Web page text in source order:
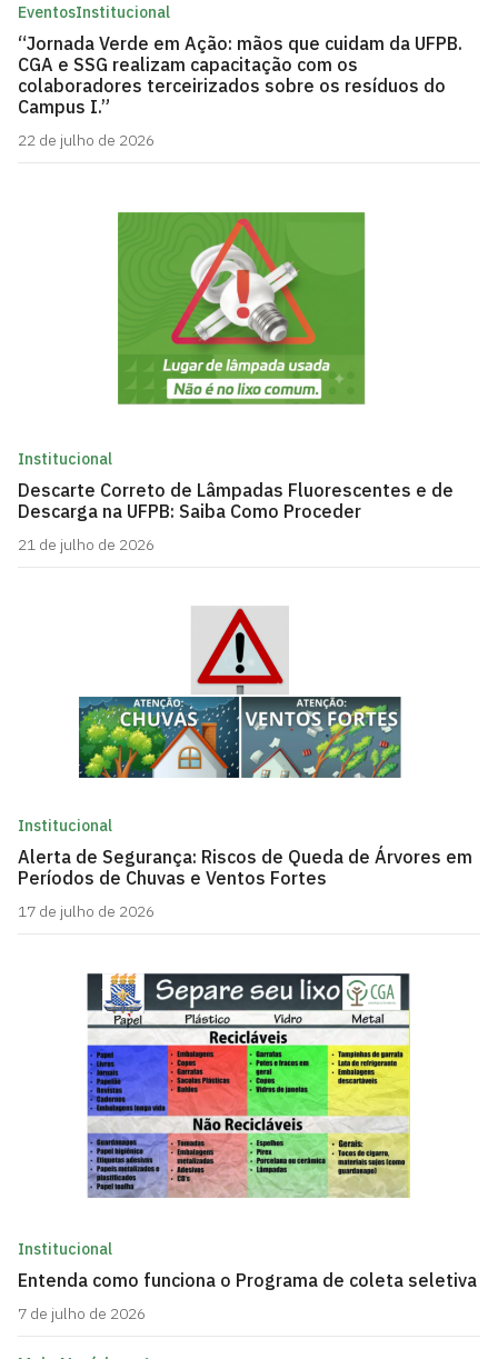
EventosInstitucional
“Jornada Verde em Ação: mãos que cuidam da UFPB.
CGA e SSG realizam capacitação com os
colaboradores terceirizados sobre os resíduos do
Campus I.”
22 de julho de 2026
Institucional
Descarte Correto de Lâmpadas Fluorescentes e de
Descarga na UFPB: Saiba Como Proceder
21 de julho de 2026
Institucional
Alerta de Segurança: Riscos de Queda de Árvores em
Períodos de Chuvas e Ventos Fortes
17 de julho de 2026
Institucional
Entenda como funciona o Programa de coleta seletiva
7 de julho de 2026